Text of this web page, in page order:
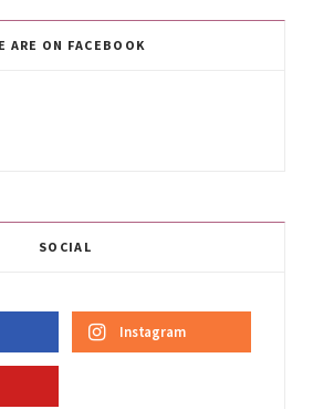
ARE ON FACEBOOK
SOCIAL
Instagram